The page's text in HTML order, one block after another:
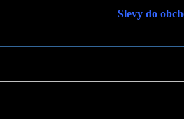
Slevy do